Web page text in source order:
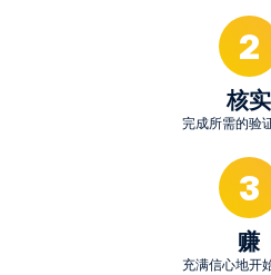
2
核实
完成所需的验
3
赚
充满信心地开